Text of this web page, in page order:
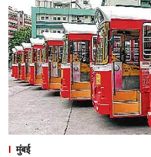
मुंबई